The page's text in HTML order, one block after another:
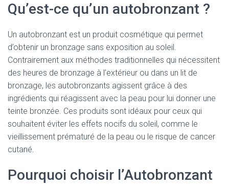
Qu’est-ce qu’un autobronzant ?
Un autobronzant est un produit cosmétique qui permet
d’obtenir un bronzage sans exposition au soleil.
Contrairement aux méthodes traditionnelles qui nécessitent
des heures de bronzage à l’extérieur ou dans un lit de
bronzage, les autobronzants agissent grâce à des
ingrédients qui réagissent avec la peau pour lui donner une
teinte bronzée. Ces produits sont idéaux pour ceux qui
souhaitent éviter les effets nocifs du soleil, comme le
vieillissement prématuré de la peau ou le risque de cancer
cutané.
Pourquoi choisir l’Autobronzant